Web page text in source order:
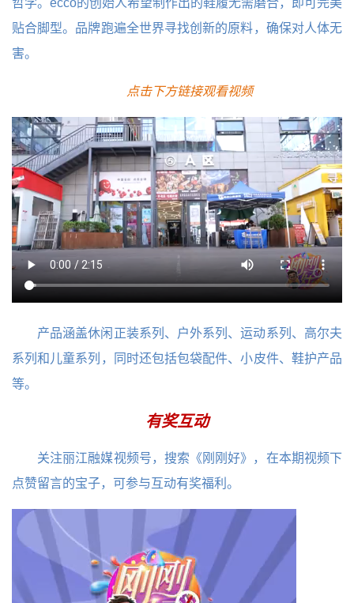
贴合脚型。品牌跑遍全世界寻找创新的原料，确保对人体无
害。
点击下方链接观看视频
产品涵盖休闲正装系列、户外系列、运动系列、高尔夫
系列和儿童系列，同时还包括包袋配件、小皮件、鞋护产品
等。
有奖互动
关注丽江融媒视频号，搜索《刚刚好》，在本期视频下
点赞留言的宝子，可参与互动有奖福利。